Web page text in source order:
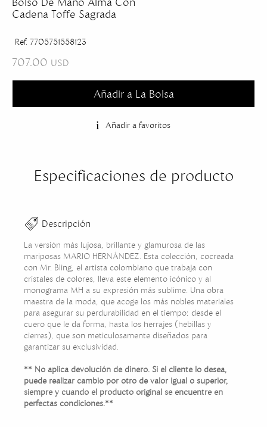
Cadena Toffe Sagrada
Ref. 7705751558123
707.00 USD
Añadir a La Bolsa
Añadir a favoritos
Especificaciones de producto
Descripción
La versión más lujosa, brillante y glamurosa de las
mariposas MARIO HERNÁNDEZ. Esta colección, cocreada
con Mr. Bling, el artista colombiano que trabaja con
cristales de colores, lleva este elemento icónico y al
monograma MH a su expresión más sublime. Una obra
maestra de la moda, que acoge los más nobles materiales
para asegurar su perdurabilidad en el tiempo: desde el
cuero que le da forma, hasta los herrajes (hebillas y
cierres), que son meticulosamente diseñados para
garantizar su exclusividad.
** No aplica devolución de dinero. Si el cliente lo desea,
puede realizar cambio por otro de valor igual o superior,
siempre y cuando el producto original se encuentre en
perfectas condiciones.**